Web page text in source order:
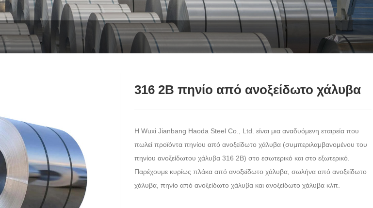
316 2B πηνίο από ανοξείδωτο χάλυβα
Η Wuxi Jianbang Haoda Steel Co., Ltd. είναι μια αναδυόμενη εταιρεία που
πωλεί προϊόντα πηνίου από ανοξείδωτο χάλυβα (συμπεριλαμβανομένου του
πηνίου ανοξείδωτου χάλυβα 316 2B) στο εσωτερικό και στο εξωτερικό.
Παρέχουμε κυρίως πλάκα από ανοξείδωτο χάλυβα, σωλήνα από ανοξείδωτο
χάλυβα, πηνίο από ανοξείδωτο χάλυβα και ανοξείδωτο χάλυβα κλπ.